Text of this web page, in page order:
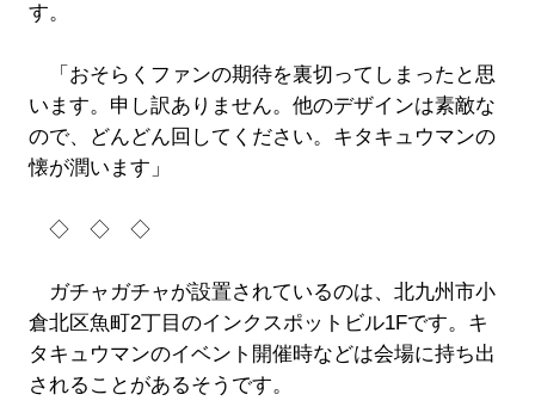
す。
「おそらくファンの期待を裏切ってしまったと思
います。申し訳ありません。他のデザインは素敵な
ので、どんどん回してください。キタキュウマンの
懐が潤います」
◇ ◇ ◇
ガチャガチャが設置されているのは、北九州市小
倉北区魚町2丁目のインクスポットビル1Fです。キ
タキュウマンのイベント開催時などは会場に持ち出
されることがあるそうです。